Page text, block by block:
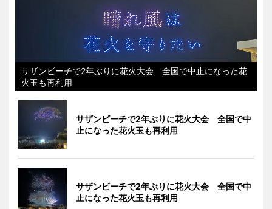
サザンビーチで2年ぶりに花火大会 全国で中止になった花
火玉も再利用
サザンビーチで2年ぶりに花火大会 全国で中
止になった花火玉も再利用
サザンビーチで2年ぶりに花火大会 全国で中
止になった花火玉も再利用